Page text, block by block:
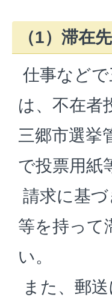
（1）滞在
仕事など
は、不在者
三郷市選挙
で投票用紙
請求に基
等を持って
い。
また、郵